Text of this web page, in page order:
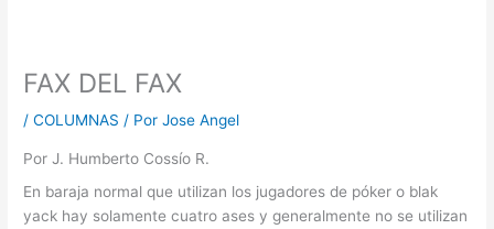
FAX DEL FAX
/COLUMNAS / PorJose Angel
Por J. Humberto Cossío R.
En baraja normal que utilizan los jugadores de póker o blak
yack hay solamente cuatro ases y generalmente no se utilizan